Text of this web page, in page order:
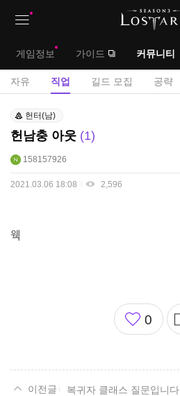
대
메
게임정보 가이드 커뮤니티
서
자유 직업 길드 모집 공략
직
업
게
시
헌터(남)
헌남충 아웃 1
158157926
2021.03.06 18:08 2,596
웩
좋
아
0
복귀자 클래스 질문입니다